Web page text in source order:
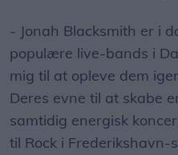
- Jonah Blacksmith er i
populære live-bands i
mig til at opleve dem
Deres evne til at skabe
samtidig energisk
til Rock i